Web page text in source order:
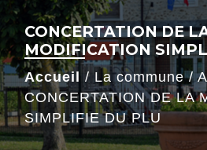
CONCERTATION DE
MODIFICATION
Accueil / La commune/
CONCERTATION DE LA
SIMPLIFIE DU PLU